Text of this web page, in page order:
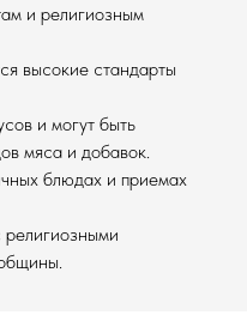
и религиозным
высокие стандарты
и могут быть
мяса и добавок.
блюдах и приемах
религиозными